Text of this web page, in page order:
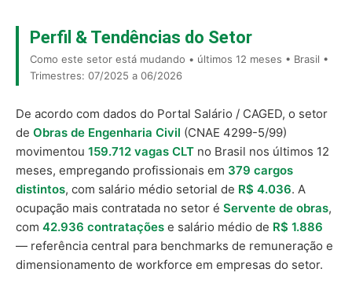
Perfil & Tendências do Setor
Como este setor está mudando • últimos 12 meses • Brasil •
Trimestres: 07/2025 a 06/2026
De acordo com dados do Portal Salário / CAGED, o setor
de Obras de Engenharia Civil (CNAE 4299-5/99)
movimentou 159.712 vagas CLT no Brasil nos últimos 12
meses, empregando profissionais em 379 cargos
distintos, com salário médio setorial de R$ 4.036. A
ocupação mais contratada no setor é Servente de obras,
com 42.936 contratações e salário médio de R$ 1.886
— referência central para benchmarks de remuneração e
dimensionamento de workforce em empresas do setor.